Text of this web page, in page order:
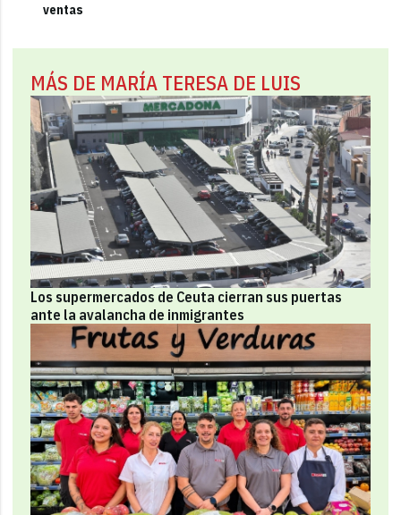
ventas
MÁS DE MARÍA TERESA DE LUIS
Los supermercados de Ceuta cierran sus puertas
ante la avalancha de inmigrantes